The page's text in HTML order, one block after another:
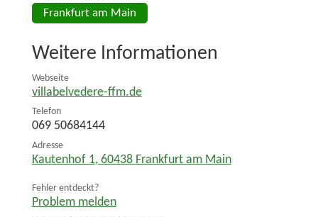
Frankfurt am Main
Weitere Informationen
Webseite
villabelvedere-ffm.de
Telefon
069 50684144
Adresse
Kautenhof 1, 60438 Frankfurt am Main
Fehler entdeckt?
Problem melden